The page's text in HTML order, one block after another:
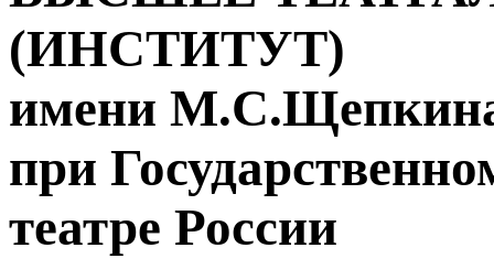
(ИНСТИТУТ)
имени
при
театре России